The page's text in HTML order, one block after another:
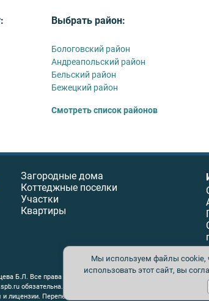
Выбрать район:
Бологовский район
Андреапольский район‎
Бельский район
Бежецкий район
Смотреть список районов
Загородные дома
Коттеджные поселки
Участки
Квартиры
Б.Л. Все права защищены. Перепечатка материалов
обязательна. Редакция не несет ответственности за
лицензии. Перепечатка любых материалов без письменного
Мы используем файлы cookie,
использовать этот сайт, вы